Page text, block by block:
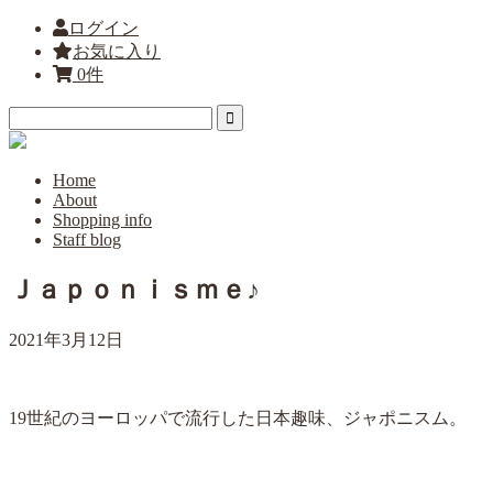
ログイン
お気に入り
0件
Home
About
Shopping info
Staff blog
Ｊａｐｏｎｉｓｍｅ♪
2021年3月12日
19世紀のヨーロッパで流行した日本趣味、ジャポニスム。